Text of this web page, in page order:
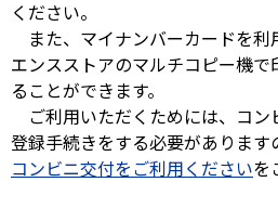
ください。
また、マイナンバーカードを利
エンスストアのマルチコピー機
ることができます。
ご利用いただくためには、コン
登録手続きをする必要があります
コンビニ交付をご利用くださいを